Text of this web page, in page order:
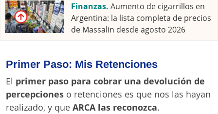
Finanzas. Aumento de cigarrillos en
Argentina: la lista completa de precios
de Massalin desde agosto 2026
Primer Paso: Mis Retenciones
El primer paso para cobrar una devolución de
percepciones o retenciones es que nos las hayan
realizado, y que ARCA las reconozca.